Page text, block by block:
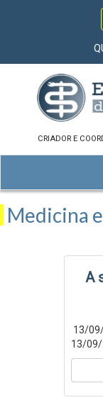
CRIADOR E
Medicina
A
13/
13/09/